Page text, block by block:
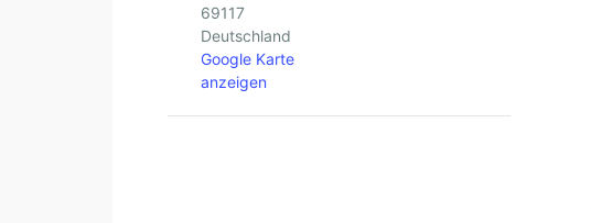
69117
Deutschland
Google Karte
anzeigen